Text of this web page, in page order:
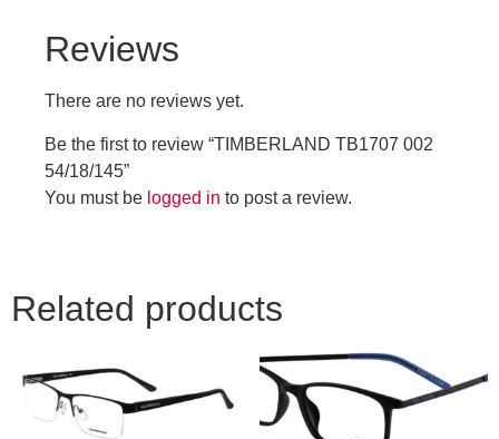
Reviews
There are no reviews yet.
Be the first to review “TIMBERLAND TB1707 002
54/18/145”
You must be logged in to post a review.
Related products